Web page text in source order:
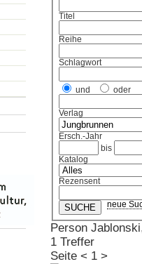
Titel
Reihe
Schlagwort
und oder
Verlag
Ersch.-Jahr
bis
Katalog
Rezensent
neue
Person
1 Treffer
Seite < 1 >